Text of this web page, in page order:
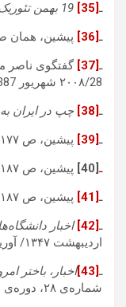
ـ[35]
ـ[36]
پیشین، همان
ـ[37]
۲۰۰۸/28 شهریور 1387، پاریس
ـ[38] چپ در ایران
ـ[39]
پیشین، ص ۱۷۷
ـ[40]
پیشین، ص ۱۸۷
ـ[41]
پیشین، ص ۱۸۷
ـ[42] اخبار دانشگاه‌ها
اردیبهشت ۱۳۴۷/ آوریل 1968، ص ۲
ـ[43] اخبار، باختر
شماره‌ی ۲۸، دوره‌ی سوم، فروردین و اردیبهشت ۱۳۴۷، ص۳